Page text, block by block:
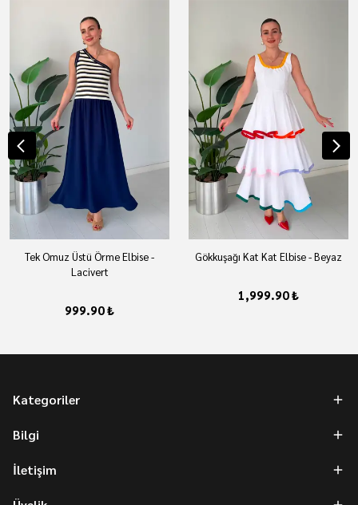
Tek Omuz Üstü Örme Elbise -
Lacivert
999.90 ₺
Gökkuşağı Kat Kat Elbise - Beyaz
1,999.90 ₺
Kategoriler
Bilgi
İletişim